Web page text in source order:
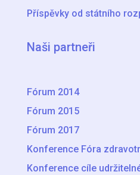
Příspěvky od státního
Naši partneři
Fórum 2014
Fórum 2015
Fórum 2017
Konference Fóra
Konference cíle